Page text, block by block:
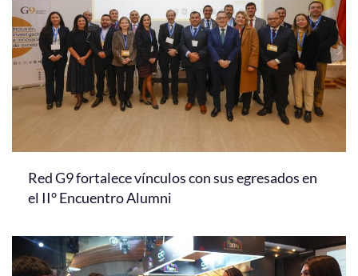
Red G9 fortalece vínculos con sus egresados en
el II° Encuentro Alumni